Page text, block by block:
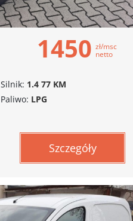
1450 zł/msc
netto
Silnik: 1.4 77 KM
Paliwo: LPG
Szczegóły